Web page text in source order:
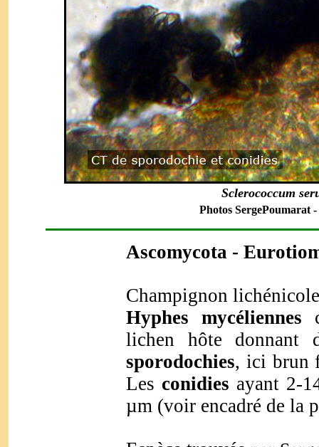
Sclerococcum
Photos SergePoumarat
Ascomycota -
Champignon
Hyphes mycéliennes
lichen hôte donnant
sporodochies, ici brun
Les conidies ayant 2-
µm (voir encadré de la